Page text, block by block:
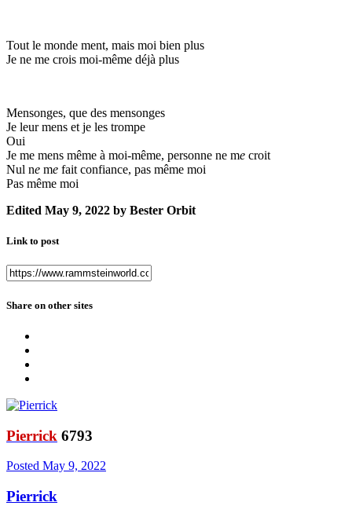
Tout le monde ment, mais moi bien plus
Je ne me crois moi-même déjà plus
Mensonges, que des mensonges
Je leur mens et je les trompe
Oui
Je me mens même à moi-même, personne ne me croit
Nul ne me fait confiance, pas même moi
Pas même moi
Edited May 9, 2022 by Bester Orbit
Link to post
Share on other sites
Pierrick 6793
Posted May 9, 2022
Pierrick